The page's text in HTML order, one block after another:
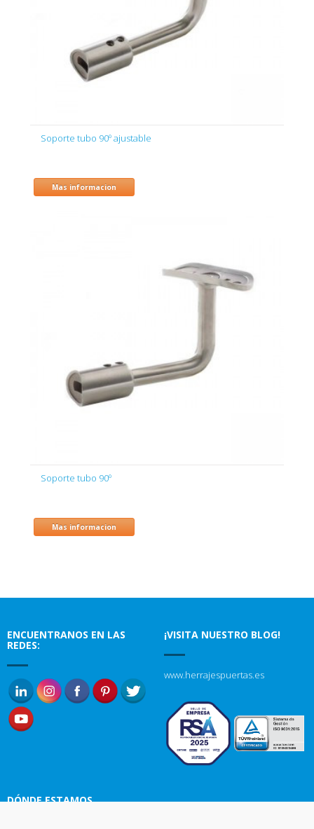
Soporte tubo 90º ajustable
Mas informacion
Soporte tubo 90º
Mas informacion
ENCUENTRANOS EN LAS
REDES:
¡VISITA NUESTRO BLOG!
www.herrajespuertas.es
DÓNDE ESTAMOS